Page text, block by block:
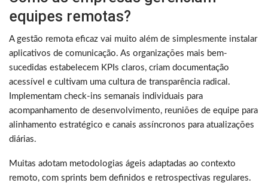
equipes remotas?
A gestão remota eficaz vai muito além de simplesmente instalar
aplicativos de comunicação. As organizações mais bem-
sucedidas estabelecem KPIs claros, criam documentação
acessível e cultivam uma cultura de transparência radical.
Implementam check-ins semanais individuais para
acompanhamento de desenvolvimento, reuniões de equipe para
alinhamento estratégico e canais assíncronos para atualizações
diárias.
Muitas adotam metodologias ágeis adaptadas ao contexto
remoto, com sprints bem definidos e retrospectivas regulares.